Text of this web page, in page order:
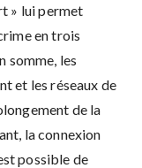
» lui permet
en trois
somme, les
et les réseaux de
de la
la connexion
possible de